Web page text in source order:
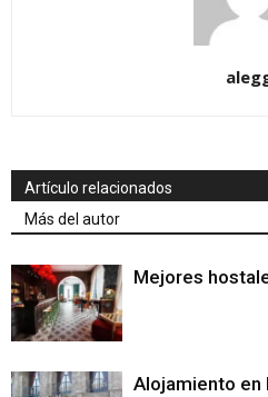
Artículo relacionados
Más del autor
Mejores
Alojamiento en